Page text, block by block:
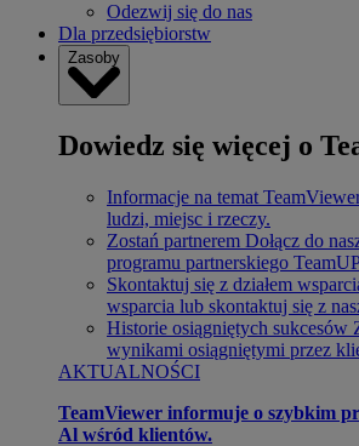
Odezwij się do nas
Dla przedsiębiorstw
Zasoby
Dowiedz się więcej o
Informacje na temat
ludzi, miejsc i rzeczy.
Zostań partnerem Dołącz do
programu partnerskiego
Skontaktuj się z działem
wsparcia lub skontaktuj się z
Historie osiągniętych sukcesów
wynikami osiągniętymi przez
AKTUALNOŚCI
TeamViewer informuje o szybkim
Al wśród klientów.